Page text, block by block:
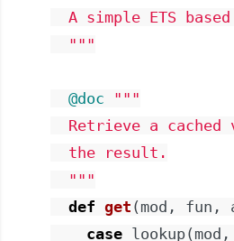
A simple ETS
  """
@doc
"""
Retrieve a cached
  the result.
  """
def get ( mod , fun ,
case lookup( mod ,